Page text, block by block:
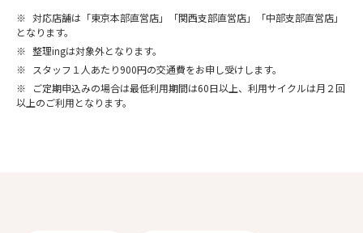
※ 対応店舗は「東京本部直営店」「関西支部直営店」「中部支部直営店」
となります。
※ 整理ingは対象外となります。
※
スタッフ１人あたり900円の交通費をお申し受けします。
※
ご定期申込みの場合は最低利用期間は60日以上、利用サイクルは月２回
以上のご利用となります。